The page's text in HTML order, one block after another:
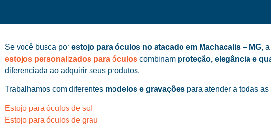
Se você busca por estojo para óculos no atacado em Machacalis – MG, a
estojos personalizados para óculos combinam proteção, elegância e
diferenciada ao adquirir seus produtos.
Trabalhamos com diferentes modelos e gravações para atender a todas
Estojo para óculos de sol
Estojo para óculos de grau